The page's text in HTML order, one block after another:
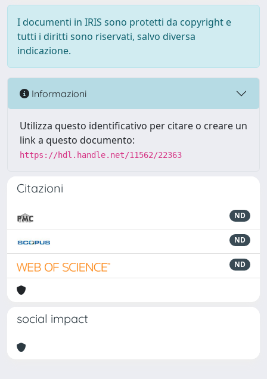
I documenti in IRIS sono protetti da copyright e
tutti i diritti sono riservati, salvo diversa
indicazione.
Informazioni
Utilizza questo identificativo per citare o creare un
link a questo documento:
https://hdl.handle.net/11562/22363
Citazioni
ND
ND
ND
social impact